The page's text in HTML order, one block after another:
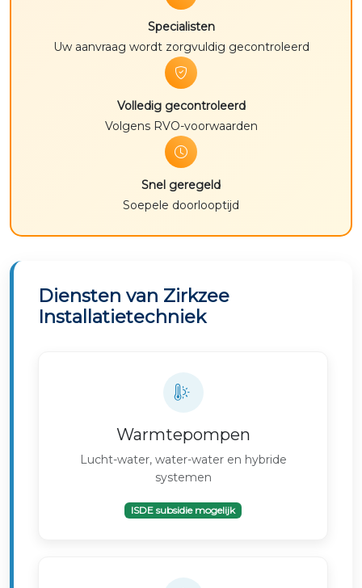
Specialisten
Uw aanvraag wordt zorgvuldig gecontroleerd
Volledig gecontroleerd
Volgens RVO-voorwaarden
Snel geregeld
Soepele doorlooptijd
Diensten van Zirkzee
Installatietechniek
Warmtepompen
Lucht-water, water-water en hybride
systemen
ISDE subsidie mogelijk